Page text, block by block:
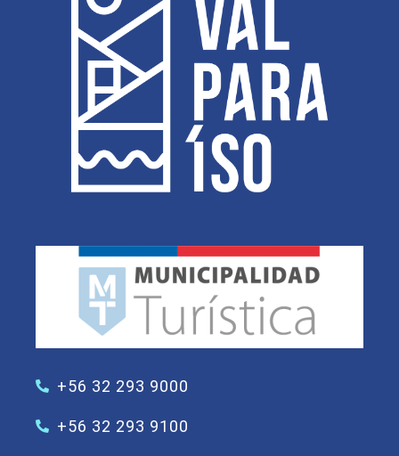
+56 32 293 9000
+56 32 293 9100